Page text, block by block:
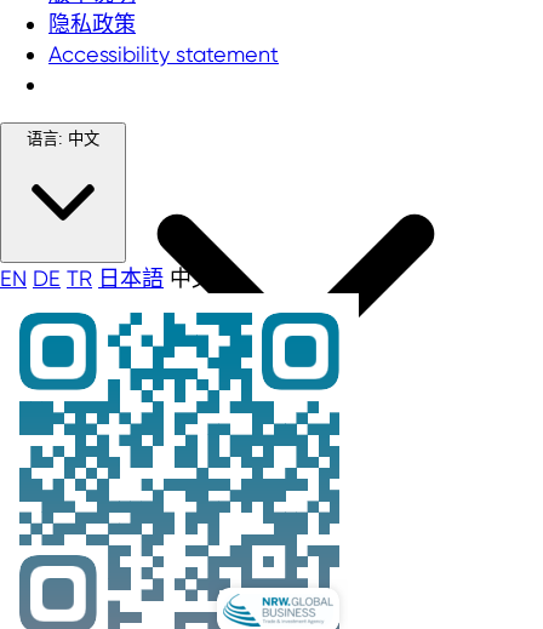
航空航天
生物技術
网络安全
隐私政策
Accessibility statement
语言: 中文
EN DE TR 日本語 中文